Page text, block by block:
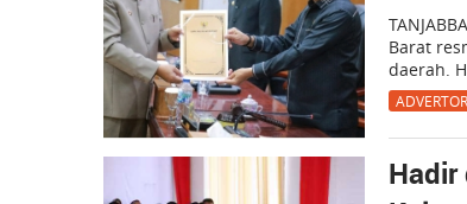
Barat
daerah.